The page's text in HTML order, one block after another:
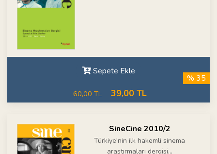
Sepete Ekle
60,00 TL 39,00 TL
% 35
SineCine 2010/2
Türkiye'nin ilk hakemli sinema
araştırmaları dergisi...